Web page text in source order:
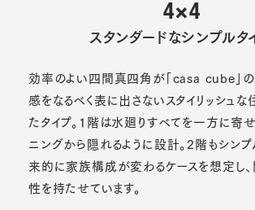
4×4
スタンダードなシンプルタ
効率のよい四間真四角が「casa cube」
感をなるべく表に出さないスタイリッシュ
たタイプ。1階は水廻りすべてを一方に寄せ
ニングから隠れるように設計。2階もシン
来的に家族構成が変わるケースを想定し
性を持たせています。